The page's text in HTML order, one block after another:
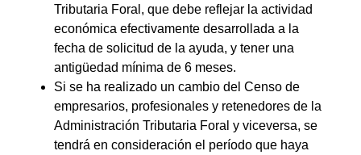
Tributaria Foral, que debe reflejar la actividad
económica efectivamente desarrollada a la
fecha de solicitud de la ayuda, y tener una
antigüedad mínima de 6 meses.
Si se ha realizado un cambio del Censo de
empresarios, profesionales y retenedores de la
Administración Tributaria Foral y viceversa, se
tendrá en consideración el período que haya